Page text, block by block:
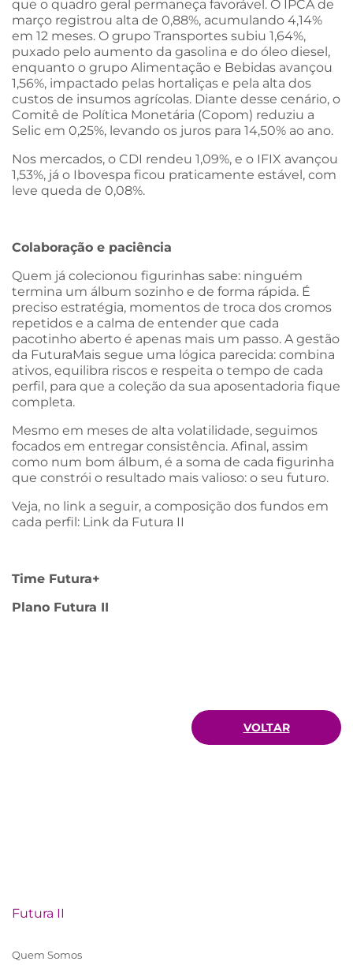
que o quadro geral permaneça favorável. O IPCA de
março registrou alta de 0,88%, acumulando 4,14%
em 12 meses. O grupo Transportes subiu 1,64%,
puxado pelo aumento da gasolina e do óleo diesel,
enquanto o grupo Alimentação e Bebidas avançou
1,56%, impactado pelas hortaliças e pela alta dos
custos de insumos agrícolas. Diante desse cenário, o
Comitê de Política Monetária (Copom) reduziu a
Selic em 0,25%, levando os juros para 14,50% ao ano.
Nos mercados, o CDI rendeu 1,09%, e o IFIX avançou
1,53%, já o Ibovespa ficou praticamente estável, com
leve queda de 0,08%.
Colaboração e paciência
Quem já colecionou figurinhas sabe: ninguém
termina um álbum sozinho e de forma rápida. É
preciso estratégia, momentos de troca dos cromos
repetidos e a calma de entender que cada
pacotinho aberto é apenas mais um passo. A gestão
da FuturaMais segue uma lógica parecida: combina
ativos, equilibra riscos e respeita o tempo de cada
perfil, para que a coleção da sua aposentadoria fique
completa.
Mesmo em meses de alta volatilidade, seguimos
focados em entregar consistência. Afinal, assim
como num bom álbum, é a soma de cada figurinha
que constrói o resultado mais valioso: o seu futuro.
Veja, no link a seguir, a composição dos fundos em
cada perfil: Link da Futura II
Time Futura+
Plano Futura II
VOLTAR
Futura II
Quem Somos